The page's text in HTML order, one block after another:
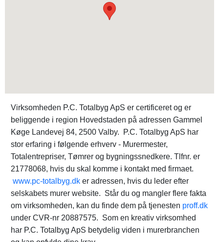
Virksomheden P.C. Totalbyg ApS er certificeret og er
beliggende i region Hovedstaden på adressen Gammel
Køge Landevej 84, 2500 Valby. P.C. Totalbyg ApS har
stor erfaring i følgende erhverv - Murermester,
Totalentrepriser, Tømrer og bygningssnedkere. Tlfnr. er
21778068, hvis du skal komme i kontakt med firmaet.
www.pc-totalbyg.dk er adressen, hvis du leder efter
selskabets murer website. Står du og mangler flere fakta
om virksomheden, kan du finde dem på tjenesten proff.dk
under CVR-nr 20887575. Som en kreativ virksomhed
har P.C. Totalbyg ApS betydelig viden i murerbranchen